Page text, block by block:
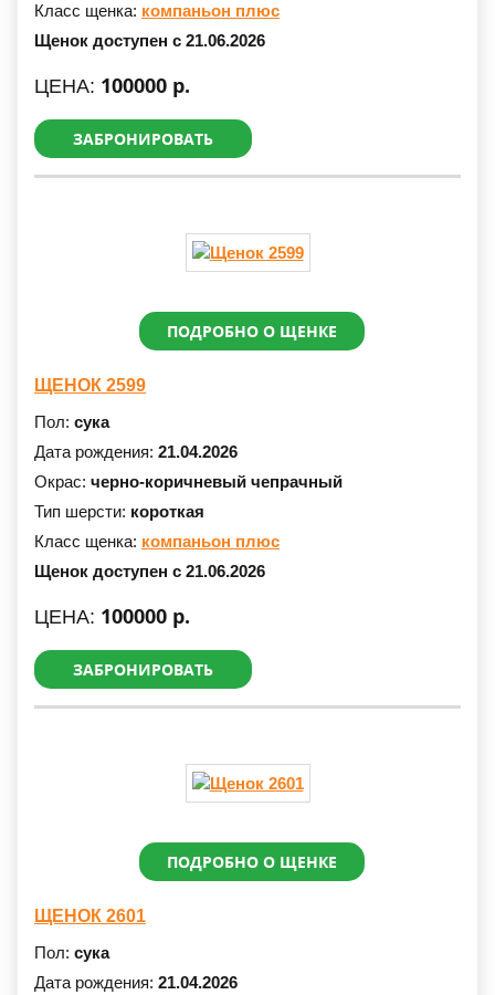
Класс щенка: компаньон плюс
Щенок доступен с 21.06.2026
ЦЕНА: 100000 р.
ЗАБРОНИРОВАТЬ
ПОДРОБНО О ЩЕНКЕ
ЩЕНОК 2599
Пол: сука
Дата рождения: 21.04.2026
Окрас: черно-коричневый чепрачный
Тип шерсти: короткая
Класс щенка: компаньон плюс
Щенок доступен с 21.06.2026
ЦЕНА: 100000 р.
ЗАБРОНИРОВАТЬ
ПОДРОБНО О ЩЕНКЕ
ЩЕНОК 2601
Пол: сука
Дата рождения: 21.04.2026